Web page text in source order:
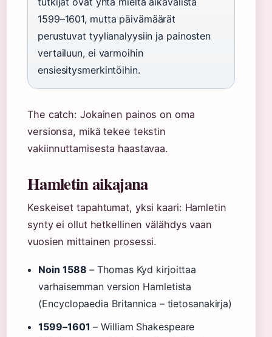
1599–1601, mutta päivämäärät
perustuvat tyylianalyysiin ja painosten
vertailuun, ei varmoihin
ensiesitysmerkintöihin.
The catch: Jokainen painos on oma
versionsa, mikä tekee tekstin
vakiinnuttamisesta haastavaa.
Hamletin aikajana
Keskeiset tapahtumat, yksi kaari: Hamletin
synty ei ollut hetkellinen välähdys vaan
vuosien mittainen prosessi.
Noin 1588 – Thomas Kyd kirjoittaa
varhaisemman version Hamletista
(Encyclopaedia Britannica – tietosanakirja)
1599–1601 – William Shakespeare